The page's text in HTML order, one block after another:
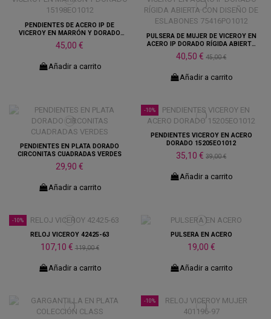
PENDIENTES DE ACERO IP DE
VICEROY EN MARRÓN Y DORADO
15198EO1012
45,00 €
Añadir a carrito
PULSERA DE MUJER DE VICEROY EN
ACERO IP DORADO RÍGIDA ABIERTA
CON DISEÑO DE ESLABONES...
40,50 €45,00 €
Añadir a carrito
PENDIENTES EN PLATA DORADO
CIRCONITAS CUADRADAS VERDES
29,90 €
Añadir a carrito
-10%
PENDIENTES VICEROY EN ACERO
DORADO 15205EO1012
35,10 €39,00 €
Añadir a carrito
-10%
RELOJ VICEROY 42425-63
107,10 € 119,00 €
Añadir a carrito
PULSERA EN ACERO
19,00 €
Añadir a carrito
-10%